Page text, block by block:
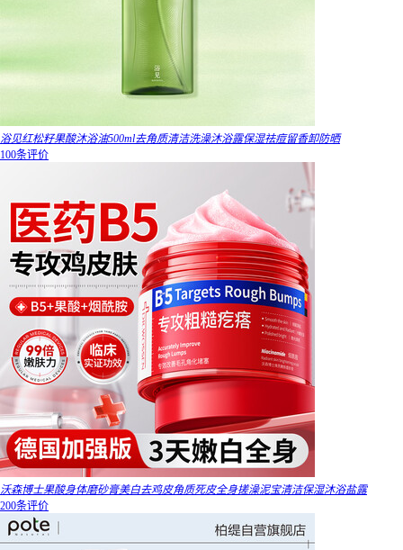
浴见红松籽果酸沐浴油500ml去角质清洁洗澡沐浴露保湿祛痘留香卸防晒
100条评价
沃森博士果酸身体磨砂膏美白去鸡皮角质死皮全身搓澡泥宝清洁保湿沐浴盐露
200条评价